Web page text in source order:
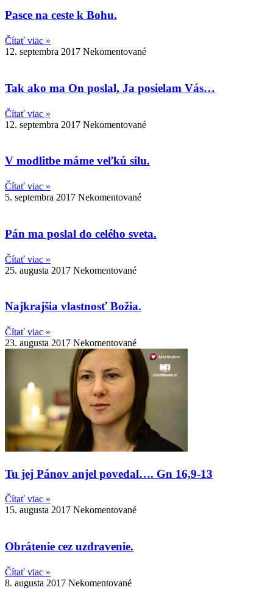
Pasce na ceste k Bohu.
Čítať viac »
12. septembra 2017 Nekomentované
Tak ako ma On poslal, Ja posielam Vás…
Čítať viac »
12. septembra 2017 Nekomentované
V modlitbe máme veľkú silu.
Čítať viac »
5. septembra 2017 Nekomentované
Pán ma poslal do celého sveta.
Čítať viac »
25. augusta 2017 Nekomentované
Najkrajšia vlastnosť Božia.
Čítať viac »
23. augusta 2017 Nekomentované
Tu jej Pánov anjel povedal…. Gn 16,9-13
Čítať viac »
15. augusta 2017 Nekomentované
Obrátenie cez uzdravenie.
Čítať viac »
8. augusta 2017 Nekomentované